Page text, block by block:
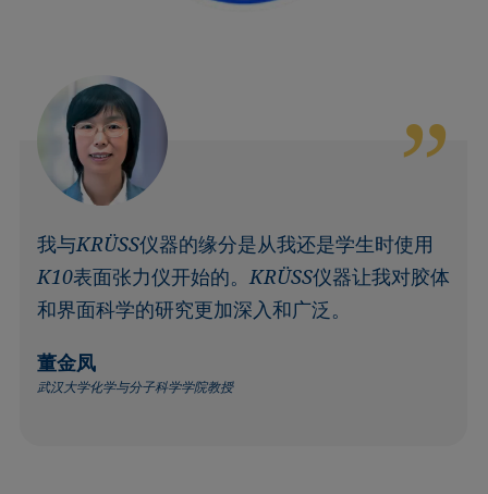
我与KRÜSS仪器的缘分是从我还是学生时使用
K10表面张力仪开始的。KRÜSS仪器让我对胶体
和界面科学的研究更加深入和广泛。
董金凤
武汉大学化学与分子科学学院教授